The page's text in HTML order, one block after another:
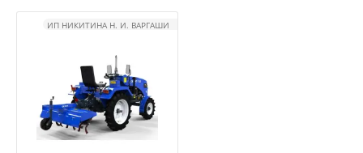
ИП НИКИТИНА Н. И. ВАРГАШИ